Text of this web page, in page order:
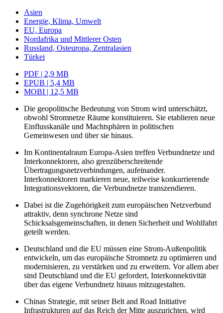
Asien
Energie, Klima, Umwelt
EU, Europa
Nordafrika und Mittlerer Osten
Russland, Osteuropa, Zentralasien
Türkei
PDF | 2,9 MB
EPUB | 5,4 MB
MOBI | 12,5 MB
Die geopolitische Bedeutung von Strom wird unterschätzt,
obwohl Stromnetze Räume konstituieren. Sie etablieren neue
Einflusskanäle und Macht­sphären in politischen
Gemeinwesen und über sie hinaus.
Im Kontinentalraum Europa-Asien treffen Verbundnetze und
Interkonnektoren, also grenzüberschreitende
Übertragungsnetzverbindungen, aufeinander.
Interkonnektoren markieren neue, teilweise konkurrierende
Integrationsvektoren, die Verbundnetze transzendieren.
Dabei ist die Zugehörigkeit zum europäischen Netzverbund
attraktiv, denn synchrone Netze sind
Schicksalsgemeinschaften, in denen Sicherheit und Wohlfahrt
geteilt werden.
Deutschland und die EU müssen eine Strom-Außenpolitik
entwickeln, um das europäische Stromnetz zu optimieren und
modernisieren, zu verstärken und zu erweitern. Vor allem aber
sind Deutschland und die EU gefordert, Interkonnektivität
über das eigene Verbundnetz hinaus mitzugestalten.
Chinas Strategie, mit seiner Belt and Road Initiative
Infrastrukturen auf das Reich der Mitte auszurichten, wird